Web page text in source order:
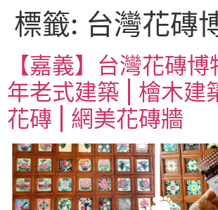
標籤: 台灣花磚
【嘉義】台灣花磚
年老式建築 | 檜木建
花磚 | 網美花磚牆